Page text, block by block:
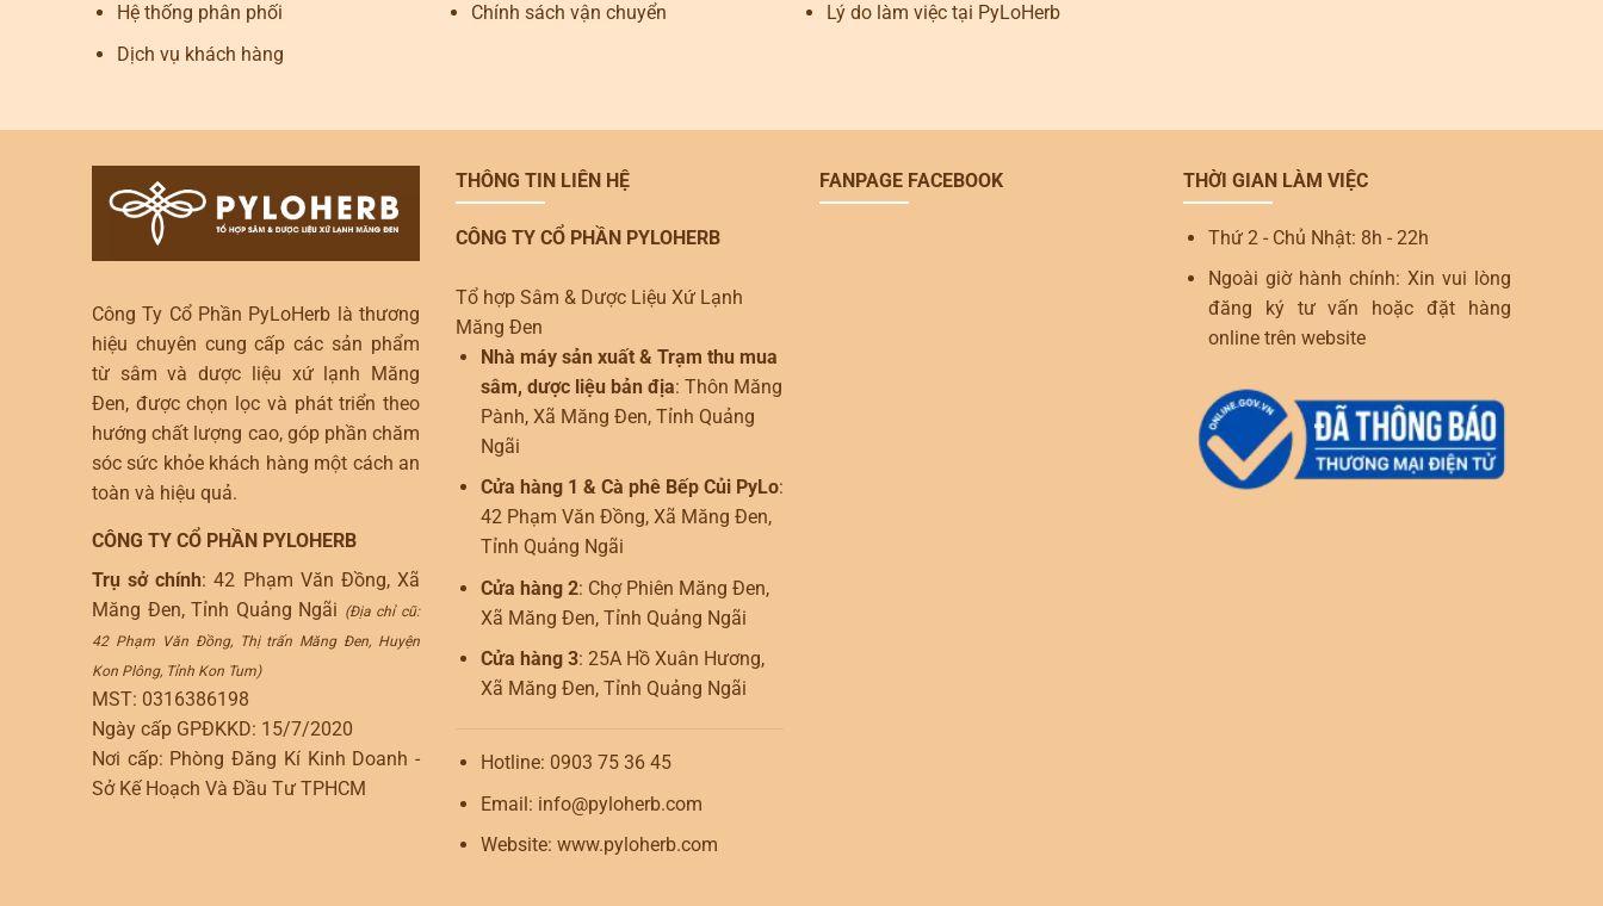
Hệ thống phân phối
Dịch vụ khách hàng
Chính sách vận chuyển
Lý do làm việc tại PyLoHerb
Công Ty Cổ Phần PyLoHerb là thương
hiệu chuyên cung cấp các sản phẩm
từ sâm và dược liệu xứ lạnh Măng
Đen, được chọn lọc và phát triển theo
hướng chất lượng cao, góp phần chăm
sóc sức khỏe khách hàng một cách an
toàn và hiệu quả.
CÔNG TY CỔ PHẦN PYLOHERB
Trụ sở chính: 42 Phạm Văn Đồng, Xã
Măng Đen, Tỉnh Quảng Ngãi (Địa chỉ cũ:
42 Phạm Văn Đồng, Thị trấn Măng Đen, Huyện
Kon Plông, Tỉnh Kon Tum)
MST: 0316386198
Ngày cấp GPĐKKD: 15/7/2020
Nơi cấp: Phòng Đăng Kí Kinh Doanh -
Sở Kế Hoạch Và Đầu Tư TPHCM
THÔNG TIN LIÊN HỆ
CÔNG TY CỔ PHẦN PYLOHERB
Tổ hợp Sâm & Dược Liệu Xứ Lạnh
Măng Đen
Nhà máy sản xuất & Trạm thu mua
sâm, dược liệu bản địa: Thôn Măng
Pành, Xã Măng Đen, Tỉnh Quảng
Ngãi
Cửa hàng 1 & Cà phê Bếp Củi PyLo:
42 Phạm Văn Đồng, Xã Măng Đen,
Tỉnh Quảng Ngãi
Cửa hàng 2: Chợ Phiên Măng Đen,
Xã Măng Đen, Tỉnh Quảng Ngãi
Cửa hàng 3: 25A Hồ Xuân Hương,
Xã Măng Đen, Tỉnh Quảng Ngãi
Hotline: 0903 75 36 45
Email: info@pyloherb.com
Website: www.pyloherb.com
FANPAGE FACEBOOK THỜI GIAN LÀM VIỆC
Thứ 2 - Chủ Nhật: 8h - 22h
Ngoài giờ hành chính: Xin vui lòng
đăng ký tư vấn hoặc đặt hàng
online trên website